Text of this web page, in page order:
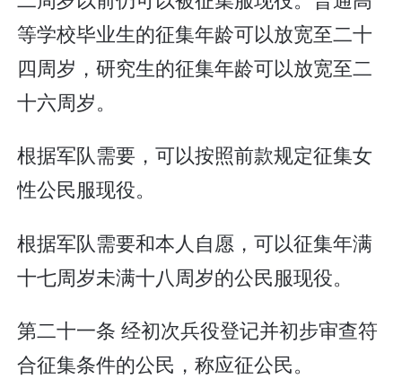
等学校毕业生的征集年龄可以放宽至二十
四周岁，研究生的征集年龄可以放宽至二
十六周岁。
根据军队需要，可以按照前款规定征集女
性公民服现役。
根据军队需要和本人自愿，可以征集年满
十七周岁未满十八周岁的公民服现役。
第二十一条 经初次兵役登记并初步审查符
合征集条件的公民，称应征公民。